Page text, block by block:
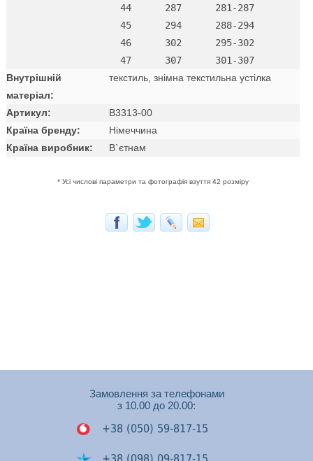
  44      287      281-287
  45      294      288-294
  46      302      295-302
Внутрішній
матеріал:
текстиль, знімна текстильна устілка
Артикул:
B3313-00
Країна бренду:
Німеччина
Країна виробник:
В`єтнам
* Усі числові параметри та фотографія взуття 42 розміру
Замовлення за телефонами
з 10.00 до 20.00:
+38 (050) 59-817-15